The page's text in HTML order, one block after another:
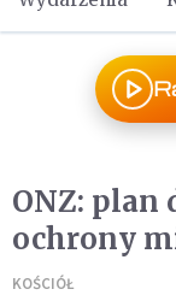
ONZ: plan
ochrony
KOŚCIÓŁ